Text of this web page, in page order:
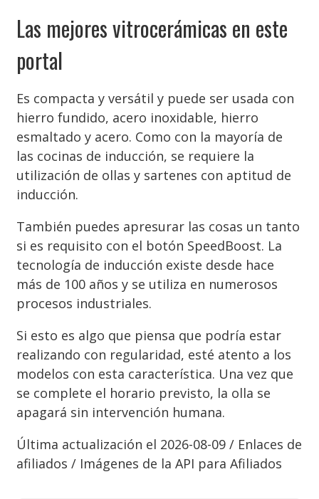
Las mejores vitrocerámicas en este
portal
Es compacta y versátil y puede ser usada con
hierro fundido, acero inoxidable, hierro
esmaltado y acero. Como con la mayoría de
las cocinas de inducción, se requiere la
utilización de ollas y sartenes con aptitud de
inducción.
También puedes apresurar las cosas un tanto
si es requisito con el botón SpeedBoost. La
tecnología de inducción existe desde hace
más de 100 años y se utiliza en numerosos
procesos industriales.
Si esto es algo que piensa que podría estar
realizando con regularidad, esté atento a los
modelos con esta característica. Una vez que
se complete el horario previsto, la olla se
apagará sin intervención humana.
Última actualización el 2026-08-09 / Enlaces de
afiliados / Imágenes de la API para Afiliados